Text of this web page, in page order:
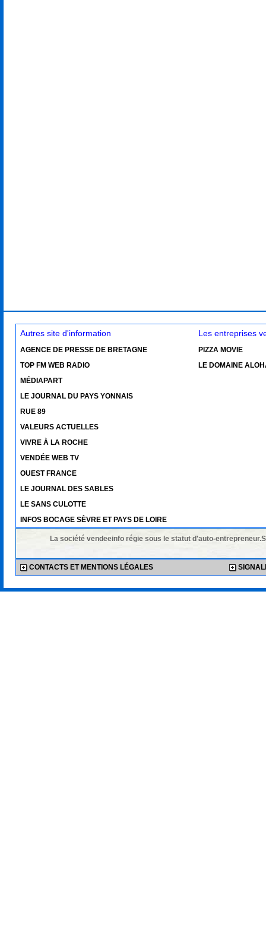
Autres site d'information
AGENCE DE PRESSE DE BRETAGNE
TOP FM WEB RADIO
MÉDIAPART
LE JOURNAL DU PAYS YONNAIS
RUE 89
VALEURS ACTUELLES
VIVRE À LA ROCHE
VENDÉE WEB TV
OUEST FRANCE
LE JOURNAL DES SABLES
LE SANS CULOTTE
INFOS BOCAGE SÈVRE ET PAYS DE LOIRE
Les entreprises
PIZZA MOVIE
LE DOMAINE
La société vendeeinfo régie sous le statut d'auto-
CONTACTS ET MENTIONS LÉGALES